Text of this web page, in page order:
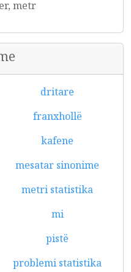
metr
dritare
franxhollë
kafene
mesatar sinonime
metri statistika
mi
pistë
problemi statistika